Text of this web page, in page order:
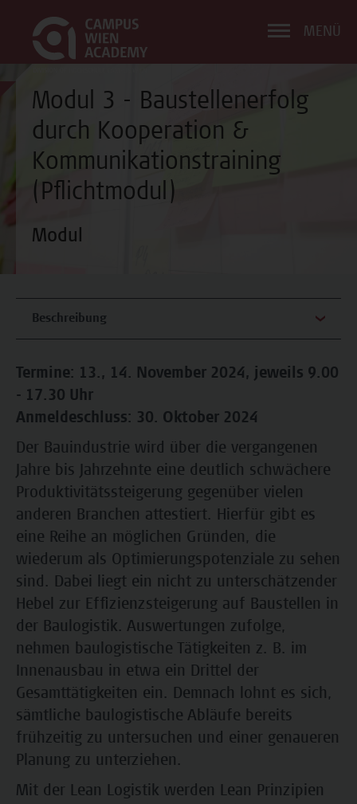
MENÜ
Modul 3 - Baustellenerfolg
durch Kooperation &
Kommunikationstraining
(Pflichtmodul)
Modul
Beschreibung
Termine: 13., 14. November 2024, jeweils 9.00
- 17.30 Uhr
Anmeldeschluss: 30. Oktober 2024
Der Bauindustrie wird über die vergangenen
Jahre bis Jahrzehnte eine deutlich schwächere
Produktivitätssteigerung gegenüber vielen
anderen Branchen attestiert. Hierfür gibt es
eine Reihe an möglichen Gründen, die
wiederum als Optimierungspotenziale zu sehen
sind. Dabei liegt ein nicht zu unterschätzender
Hebel zur Effizienzsteigerung auf Baustellen in
der Baulogistik. Auswertungen zufolge,
nehmen baulogistische Tätigkeiten z. B. im
Innenausbau in etwa ein Drittel der
Gesamttätigkeiten ein. Demnach lohnt es sich,
sämtliche baulogistische Abläufe bereits
frühzeitig zu untersuchen und einer genaueren
Planung zu unterziehen.
Mit der Lean Logistik werden Lean Prinzipien